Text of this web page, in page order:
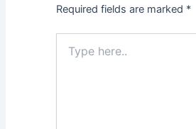
Required fields are marked *
here..